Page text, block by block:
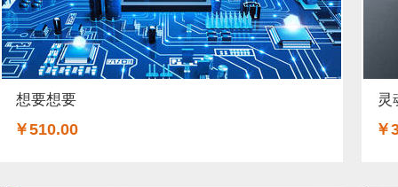
想要想要
￥510.00
灵
￥